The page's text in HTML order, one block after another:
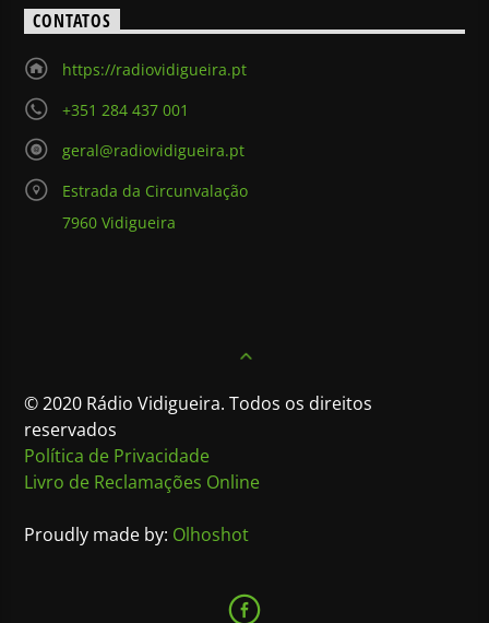
CONTATOS
https://radiovidigueira.pt
+351 284 437 001
geral@radiovidigueira.pt
Estrada da Circunvalação
7960 Vidigueira
© 2020 Rádio Vidigueira. Todos os direitos
reservados
Política de Privacidade
Livro de Reclamações Online
Proudly made by: Olhoshot